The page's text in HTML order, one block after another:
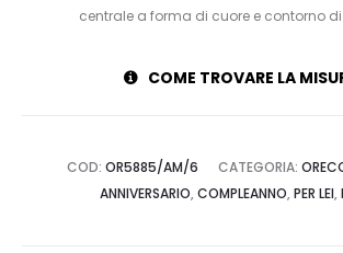
centrale a forma di cuore e contorno
COME TROVARE LA
COD: OR5885/AM/6 CATEGORIA:
ANNIVERSARIO, COMPLEANNO, PER LEI,